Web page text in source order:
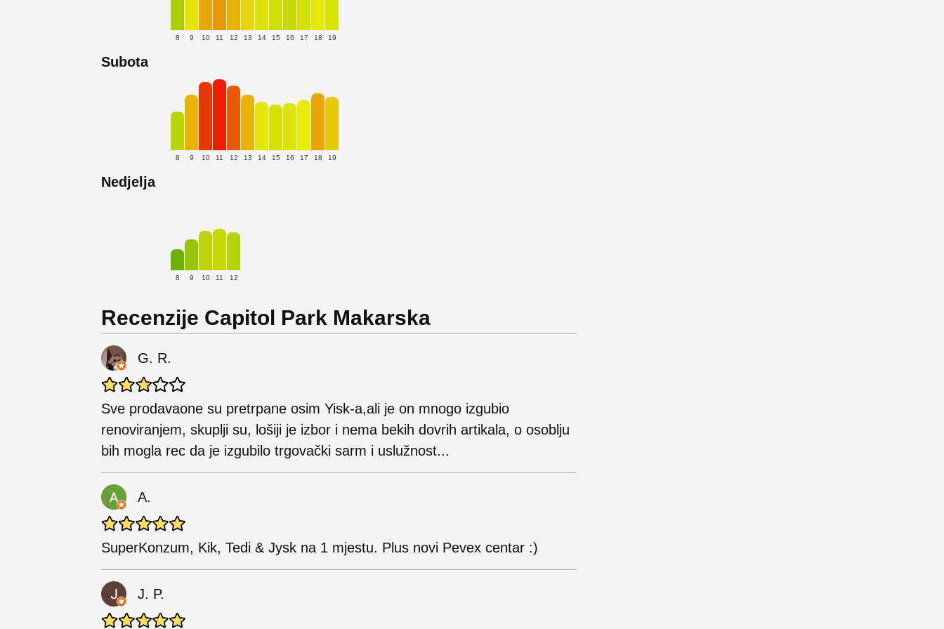
8 9 10 11 12 13 14 15 16 17 18 19
Subota
8 9 10 11 12 13 14 15 16 17 18 19
Nedjelja
8 9 10 11 12
Recenzije Capitol Park Makarska
G. R.
Sve prodavaone su pretrpane osim Yisk-a,ali je on mnogo izgubio
renoviranjem, skuplji su, lošiji je izbor i nema bekih dovrih artikala, o osoblju
bih mogla rec da je izgubilo trgovački sarm i uslužnost...
A.
SuperKonzum, Kik, Tedi & Jysk na 1 mjestu. Plus novi Pevex centar :)
J. P.